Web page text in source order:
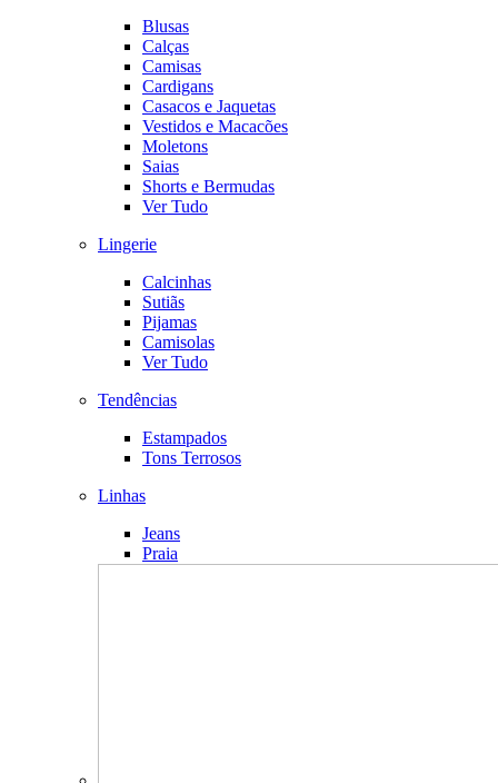
Blusas
Calças
Camisas
Cardigans
Casacos e Jaquetas
Vestidos e Macacões
Moletons
Saias
Shorts e Bermudas
Ver Tudo
Lingerie
Calcinhas
Sutiãs
Pijamas
Camisolas
Ver Tudo
Tendências
Estampados
Tons Terrosos
Linhas
Jeans
Praia